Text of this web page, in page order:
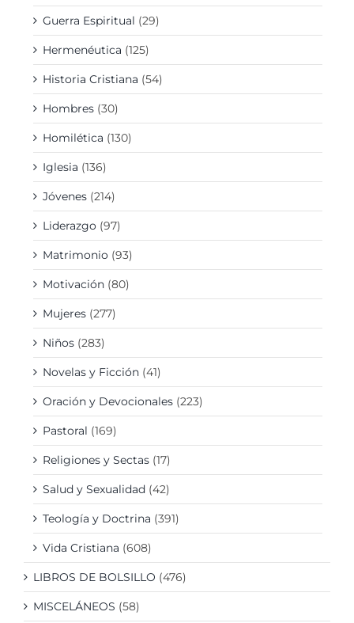
Guerra Espiritual (29)
Hermenéutica (125)
Historia Cristiana (54)
Hombres (30)
Homilética (130)
Iglesia (136)
Jóvenes (214)
Liderazgo (97)
Matrimonio (93)
Motivación (80)
Mujeres (277)
Niños (283)
Novelas y Ficción (41)
Oración y Devocionales (223)
Pastoral (169)
Religiones y Sectas (17)
Salud y Sexualidad (42)
Teología y Doctrina (391)
Vida Cristiana (608)
LIBROS DE BOLSILLO (476)
MISCELÁNEOS (58)